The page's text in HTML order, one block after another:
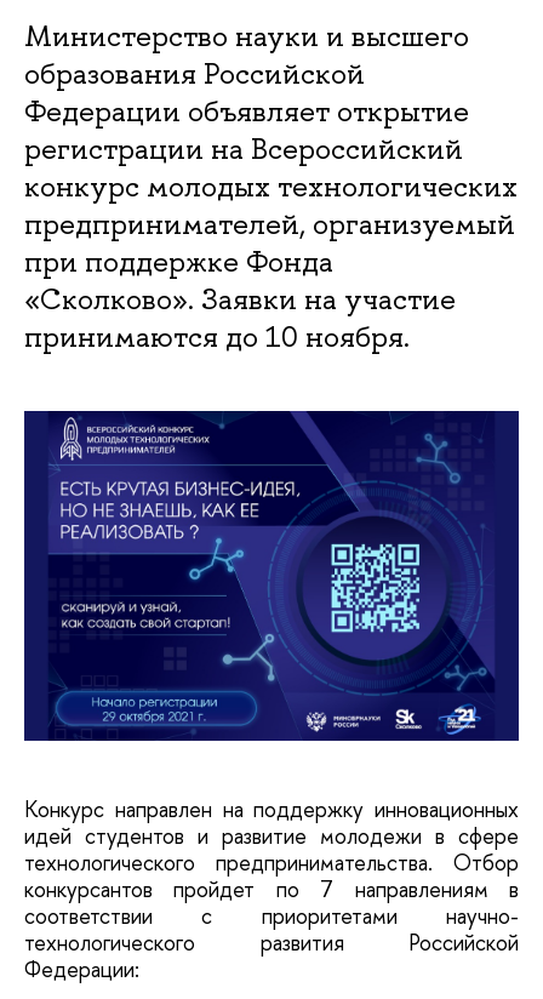
Министерство науки и высшего
образования Российской
Федерации объявляет открытие
регистрации на Всероссийский
конкурс молодых технологических
предпринимателей, организуемый
при поддержке Фонда
«Сколково». Заявки на участие
принимаются до 10 ноября.
Конкурс направлен на поддержку инновационных
идей студентов и развитие молодежи в сфере
технологического предпринимательства. Отбор
конкурсантов пройдет по 7 направлениям в
соответствии с приоритетами научно-
технологического развития Российской
Федерации: